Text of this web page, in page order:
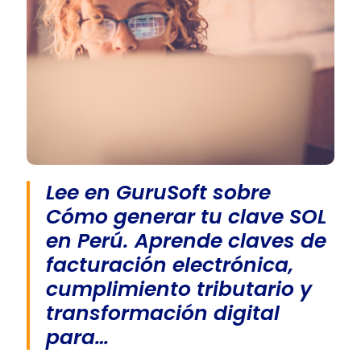
Lee en GuruSoft sobre
Cómo generar tu clave SOL
en Perú. Aprende claves de
facturación electrónica,
cumplimiento tributario y
transformación digital
para…